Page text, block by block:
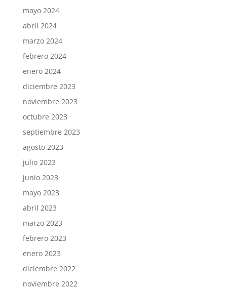
mayo 2024
abril 2024
marzo 2024
febrero 2024
enero 2024
diciembre 2023
noviembre 2023
octubre 2023
septiembre 2023
agosto 2023
julio 2023
junio 2023
mayo 2023
abril 2023
marzo 2023
febrero 2023
enero 2023
diciembre 2022
noviembre 2022